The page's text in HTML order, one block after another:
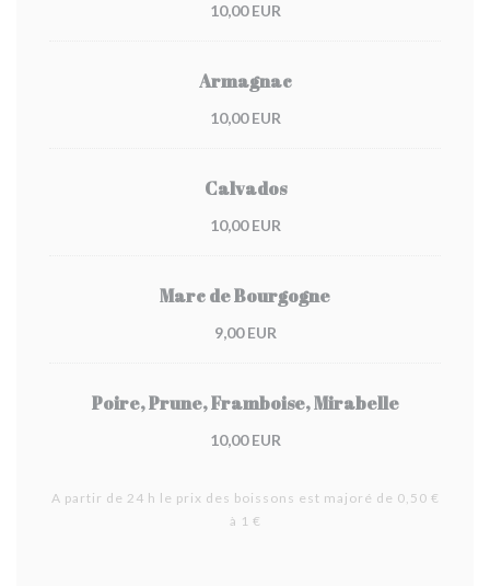
10,00 EUR
Armagnac
10,00 EUR
Calvados
10,00 EUR
Marc de Bourgogne
9,00 EUR
Poire, Prune, Framboise, Mirabelle
10,00 EUR
A partir de 24 h le prix des boissons est majoré de 0,50 €
à 1 €